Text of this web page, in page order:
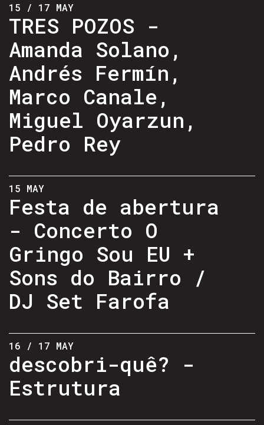
15 / 17 MAY
TRES POZOS -
Amanda Solano,
Andrés Fermín,
Marco Canale,
Miguel Oyarzun,
Pedro Rey
15 MAY
Festa de abertura
- Concerto O
Gringo Sou EU +
Sons do Bairro /
DJ Set Farofa
16 / 17 MAY
descobri-quê? -
Estrutura